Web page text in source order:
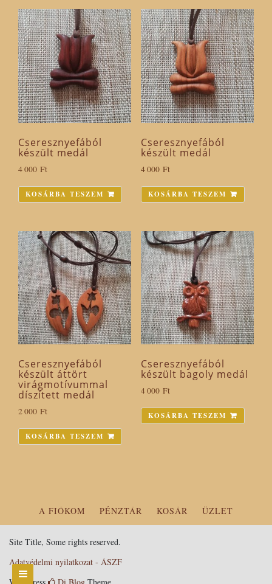
Cseresznyefából
készült medál
4 000 Ft
KOSÁRBA TESZEM
Cseresznyefából
készült medál
4 000 Ft
KOSÁRBA TESZEM
Cseresznyefából
készült áttört
virágmotívummal
díszített medál
2 000 Ft
KOSÁRBA TESZEM
Cseresznyefából
készült bagoly medál
4 000 Ft
KOSÁRBA TESZEM
A FIÓKOM PÉNZTÁR KOSÁR ÜZLET
Site Title, Some rights reserved.
Adatvédelmi nyilatkozat - ÁSZF
WordPress
Di Blog Theme